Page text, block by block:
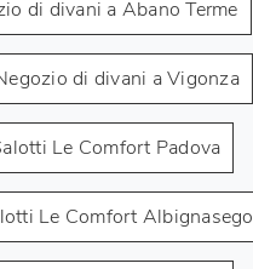
di divani a Abano Terme
di divani a Vigonza
Le Comfort Padova
Le Comfort Albignasego